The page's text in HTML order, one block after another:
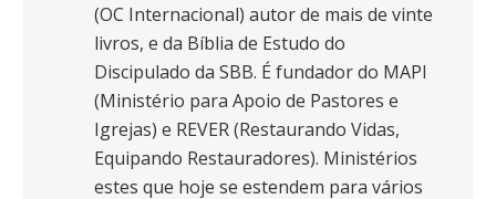
(OC Internacional) autor de mais de vinte
livros, e da Bíblia de Estudo do
Discipulado da SBB. É fundador do MAPI
(Ministério para Apoio de Pastores e
Igrejas) e REVER (Restaurando Vidas,
Equipando Restauradores). Ministérios
estes que hoje se estendem para vários